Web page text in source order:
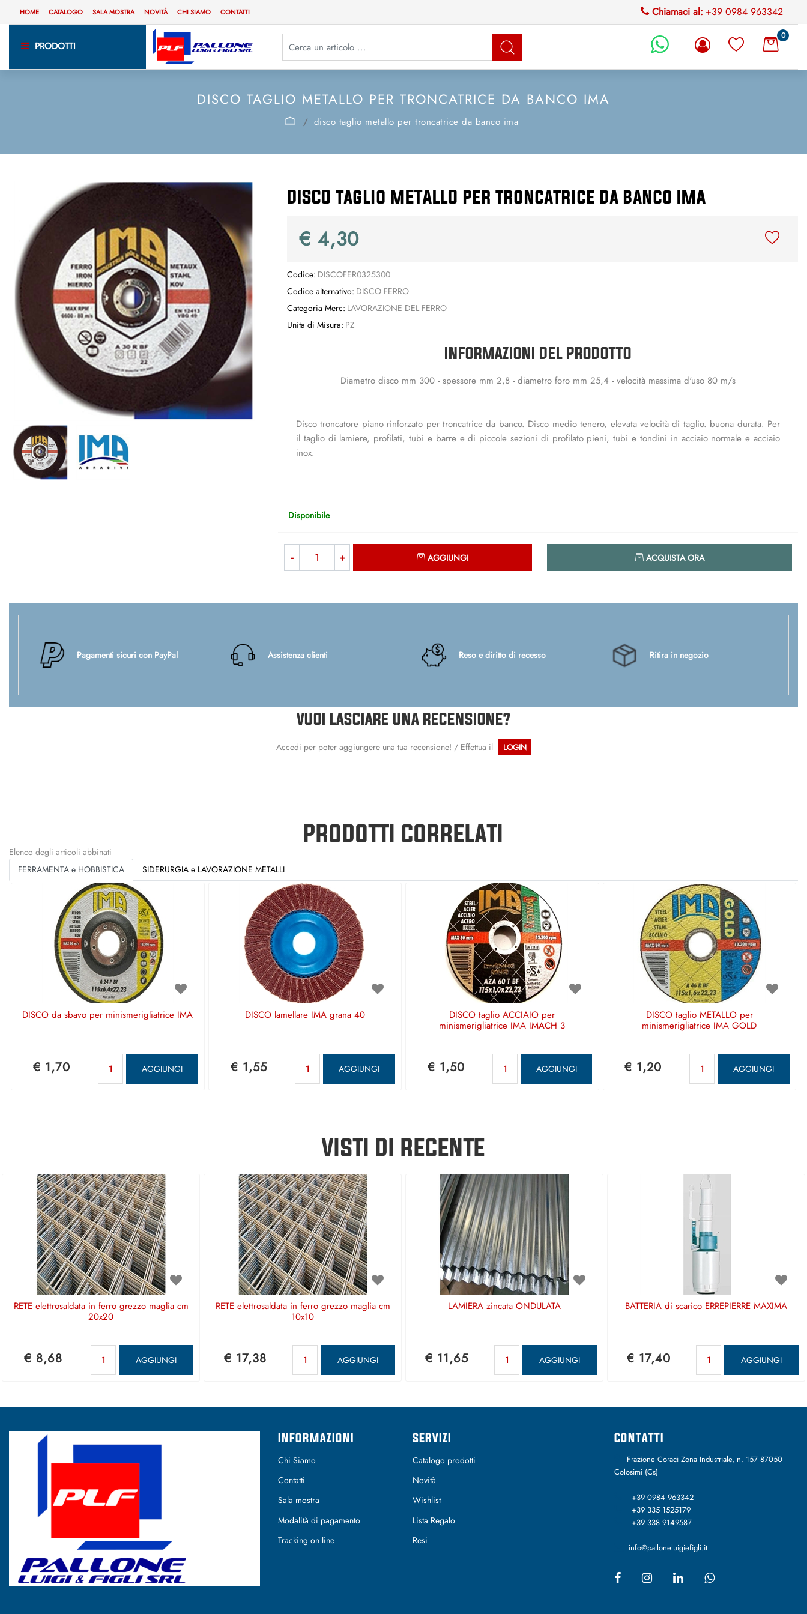
HOME CATALOGO SALA MOSTRA NOVITÀ CHI SIAMO CONTATTI Chiamaci al: +39 0984 963342
PRODOTTI
La modifica di un filtro aggiorna automaticamente gli altri filtri disponibili. 0
DISCO TAGLIO METALLO PER TRONCATRICE DA BANCO IMA
disco taglio metallo per troncatrice da banco ima
DISCO taglio METALLO per troncatrice da banco IMA
€ 4,30
Codice: DISCOFER0325300
Codice alternativo: DISCO FERRO
Categoria Merc: LAVORAZIONE DEL FERRO
Unita di Misura: PZ
INFORMAZIONI DEL PRODOTTO
Diametro disco mm 300 - spessore mm 2,8 - diametro foro mm 25,4 - velocità massima d'uso 80 m/s
Disco troncatore piano rinforzato per troncatrice da banco. Disco medio tenero, elevata velocità di taglio. buona durata. Per
il taglio di lamiere, profilati, tubi e barre e di piccole sezioni di profilato pieni, tubi e tondini in acciaio normale e acciaio
inox.
Disponibile
AGGIUNGI ACQUISTA ORA
Pagamenti sicuri con PayPal Assistenza clienti Reso e diritto di recesso Ritira in negozio
VUOI LASCIARE UNA RECENSIONE?
Accedi per poter aggiungere una tua recensione! / Effettua il LOGIN
PRODOTTI CORRELATI
Elenco degli articoli abbinati
FERRAMENTA e HOBBISTICA
SIDERURGIA e LAVORAZIONE METALLI
DISCO da sbavo per minismerigliatrice IMA
€ 1,70 AGGIUNGI
DISCO lamellare IMA grana 40
€ 1,55 AGGIUNGI
DISCO taglio ACCIAIO per
minismerigliatrice IMA IMACH 3
€ 1,50 AGGIUNGI
DISCO taglio METALLO per
minismerigliatrice IMA GOLD
€ 1,20 AGGIUNGI
VISTI DI RECENTE
RETE elettrosaldata in ferro grezzo maglia cm
20x20
€ 8,68 AGGIUNGI
RETE elettrosaldata in ferro grezzo maglia cm
10x10
€ 17,38 AGGIUNGI
LAMIERA zincata ONDULATA
€ 11,65 AGGIUNGI
BATTERIA di scarico ERREPIERRE MAXIMA
€ 17,40 AGGIUNGI
INFORMAZIONI
Chi Siamo
Contatti
Sala mostra
Modalità di pagamento
Tracking on line
SERVIZI
Catalogo prodotti
Novità
Wishlist
Lista Regalo
Resi
CONTATTI
Frazione Coraci Zona Industriale, n. 157 87050
Colosimi (Cs)
+39 0984 963342
+39 335 1525179
+39 338 9149587
info@palloneluigiefigli.it